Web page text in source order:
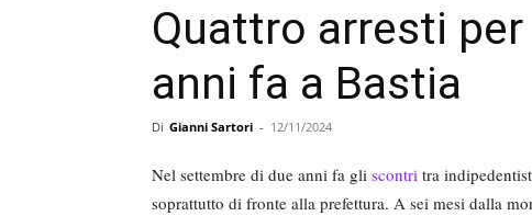
Quattro arresti
anni fa a Bastia
Di Gianni Sartori - 12/11/2024
Nel settembre di due anni fa gli scontri tra
soprattutto di fronte alla prefettura. A sei mesi dalla